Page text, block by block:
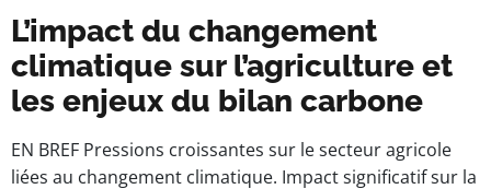
L’impact du changement
climatique sur l’agriculture et
les enjeux du bilan carbone
EN BREF Pressions croissantes sur le secteur agricole
liées au changement climatique. Impact significatif sur la